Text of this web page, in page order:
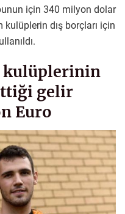
için 340 milyon dolar
kulüplerin dış borçları için
kulüplerinin
gelir
Euro